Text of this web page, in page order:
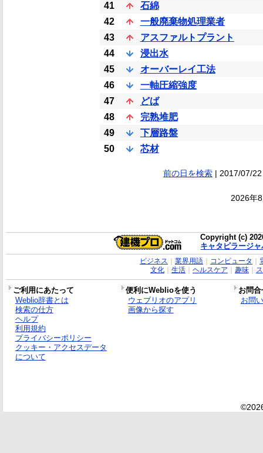
41
石綿
42
一般廃棄物処理業者
43
アスファルトプラント
44
浸出水
45
オーバーレイ工法
46
一軸圧縮強度
47
どば
48
完熟堆肥
49
下層路盤
50
芯材
前の日を検索| 2017/07/
2026年
Copyright (c)
キャタピラージ
ビジネス 業界用語｜ コンピュータ
文化｜ 生活｜ ヘルスケア 趣味｜
ご利用にあたって 便利にWeblioを使う
お問
Weblio辞書とは
検索の仕方
ヘルプ
利用規約
プライバシーポリシー
クッキー・アクセスデータ
について
ウェブリオのアプリ
画像から探す
お問